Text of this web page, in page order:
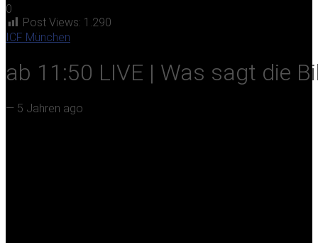
0
Post Views: 1.290
ICF München
ab 11:50 LIVE | Was sagt die
— 5 Jahren ago